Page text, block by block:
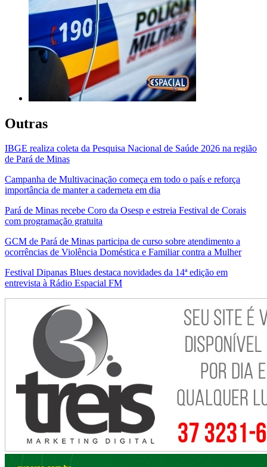
Outras
IBGE realiza coleta da Pesquisa Nacional de Saúde 2026 na região
de Pará de Minas
Campanha de Multivacinação começa em todo o país e reforça
importância de manter a caderneta em dia
Pará de Minas recebe Coro da Osesp e estreia Festival de Corais
com programação gratuita
GCM de Pará de Minas participa de curso sobre atendimento a
ocorrências de Violência Doméstica e Familiar contra a Mulher
Festival Dipanas Blues destaca novidades da 14ª edição em
entrevista à Rádio Espacial FM